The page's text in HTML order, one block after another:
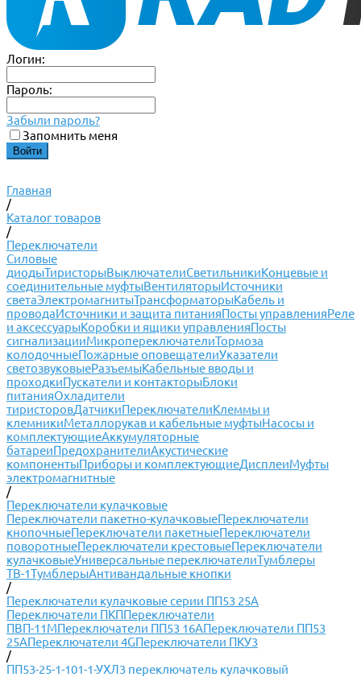
Логин:
Пароль:
Забыли пароль?
Запомнить меня
Главная
/
Каталог товаров
/
Переключатели
Силовые
диодыТиристорыВыключателиСветильникиКонцевые и
соединительные муфтыВентиляторыИсточники
светаЭлектромагнитыТрансформаторыКабель и
проводаИсточники и защита питанияПосты управленияРеле
и аксессуарыКоробки и ящики управленияПосты
сигнализацииМикропереключателиТормоза
колодочныеПожарные оповещателиУказатели
светозвуковыеРазъемыКабельные вводы и
проходкиПускатели и контакторыБлоки
питанияОхладители
тиристоровДатчикиПереключателиКлеммы и
клемникиМеталлорукав и кабельные муфтыНасосы и
комплектующиеАккумуляторные
батареиПредохранителиАкустические
компонентыПриборы и комплектующиеДисплеиМуфты
электромагнитные
/
Переключатели кулачковые
Переключатели пакетно-кулачковыеПереключатели
кнопочныеПереключатели пакетныеПереключатели
поворотныеПереключатели крестовыеПереключатели
кулачковыеУниверсальные переключателиТумблеры
ТВ-1ТумблерыАнтивандальные кнопки
/
Переключатели кулачковые серии ПП53 25А
Переключатели ПКППереключатели
ПВП-11МПереключатели ПП53 16АПереключатели ПП53
25АПереключатели 4GПереключатели ПКУ3
/
ПП53-25-1-101-1-УХЛ3 переключатель кулачковый